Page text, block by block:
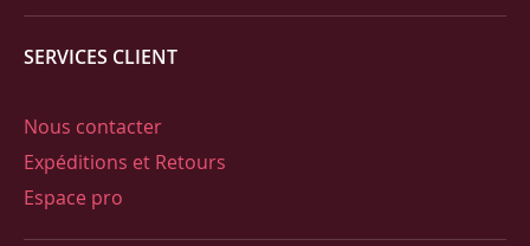
SERVICES CLIENT
Nous contacter
Expéditions et Retours
Espace pro